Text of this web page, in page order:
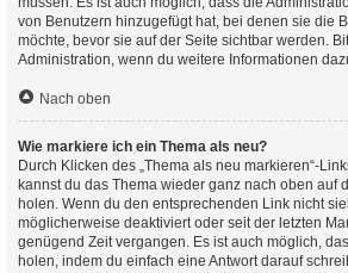
von Benutzern hinzugefügt hat, bei denen sie die
möchte, bevor sie auf der Seite sichtbar werden.
Administration, wenn du weitere Informationen
Nach oben
Wie markiere ich ein Thema als neu?
Durch Klicken des „Thema als neu markieren“-
kannst du das Thema wieder ganz nach oben auf
holen. Wenn du den entsprechenden Link nicht
möglicherweise deaktiviert oder seit der letzten
genügend Zeit vergangen. Es ist auch möglich,
holen, indem du einfach eine Antwort darauf